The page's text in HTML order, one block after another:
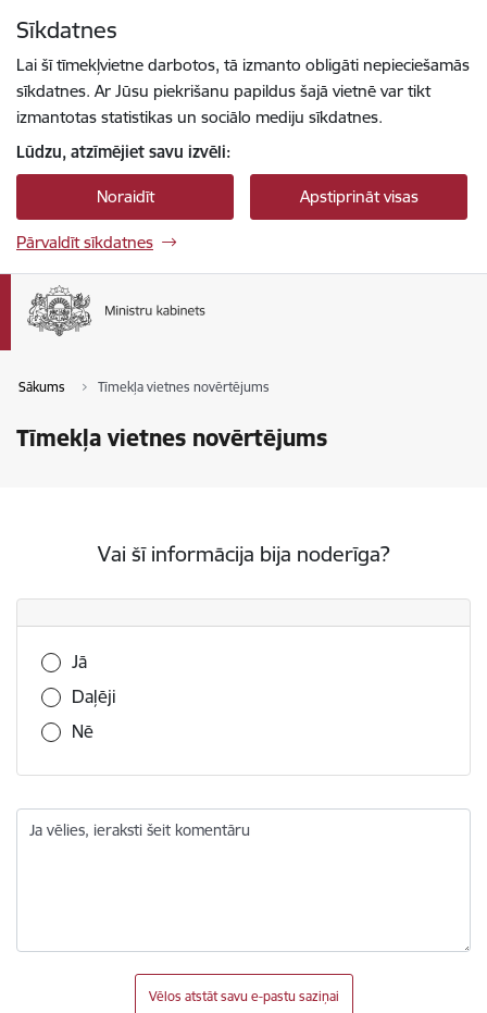
Sīkdatnes
Lai šī tīmekļvietne darbotos, tā izmanto obligāti nepieciešamās
sīkdatnes. Ar Jūsu piekrišanu papildus šajā vietnē var tikt
izmantotas statistikas un sociālo mediju sīkdatnes.
Lūdzu, atzīmējiet savu izvēli:
Noraidīt Apstiprināt visas
Pārvaldīt sīkdatnes
Sākums Tīmekļa vietnes novērtējums
Tīmekļa vietnes novērtējums
Vai šī informācija bija noderīga?
Vai šī informācija bija noderīga?
Jā
Daļēji
Nē
Ja vēlies, ieraksti šeit komentāru
Vēlos atstāt savu e-pastu saziņai